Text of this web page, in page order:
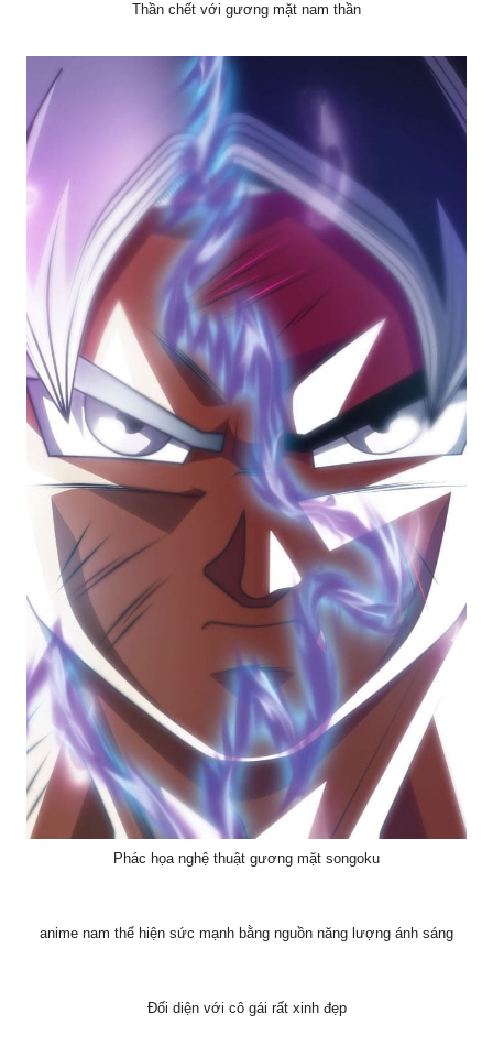
Thần chết với gương mặt nam thần
Phác họa nghệ thuật gương mặt songoku
anime nam thể hiện sức mạnh bằng nguồn năng lượng ánh sáng
Đối diện với cô gái rất xinh đẹp